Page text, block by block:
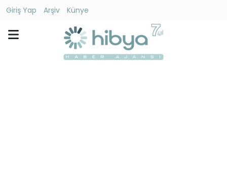
Giriş Yap Arşiv
Künye